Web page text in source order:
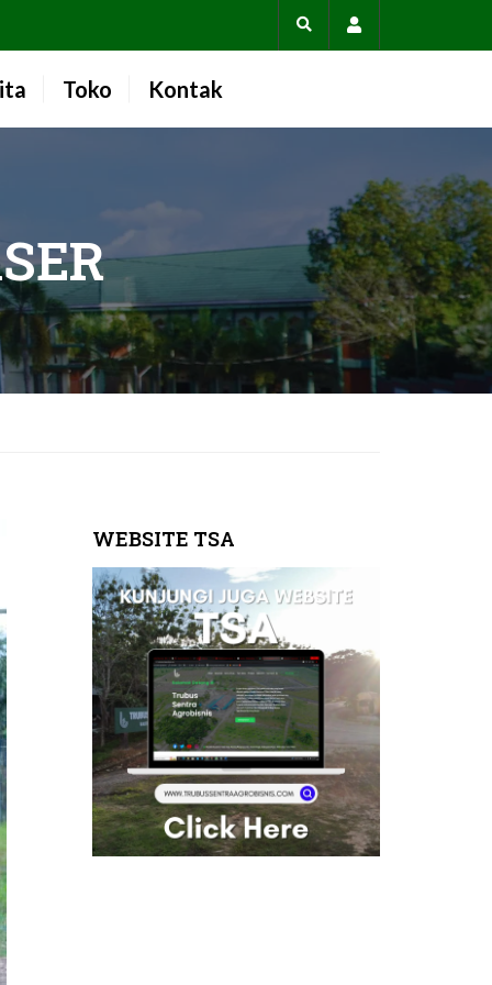
Toko Kontak
WEBSITE TSA